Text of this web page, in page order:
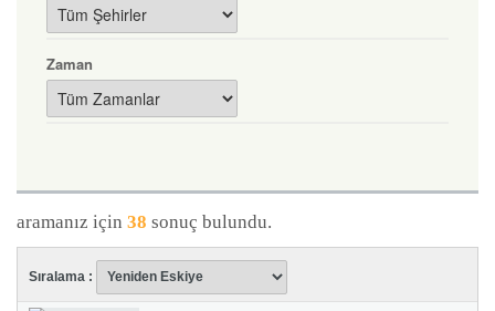
Zaman
aramanız için 38 sonuç bulundu.
Sıralama :